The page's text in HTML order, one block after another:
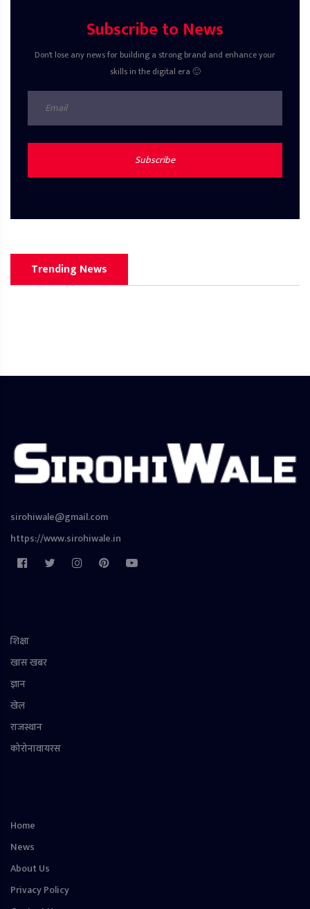
Subscribe to News
Don't lose any news for building a strong brand and enhance your
skills in the digital era 🙂
Subscribe
Trending News
sirohiwale@gmail.com
https://www.sirohiwale.in
शिक्षा
खास खबर
ज्ञान
खेल
राजस्थान
कोरोनावायरस
Home
News
About Us
Privacy Policy